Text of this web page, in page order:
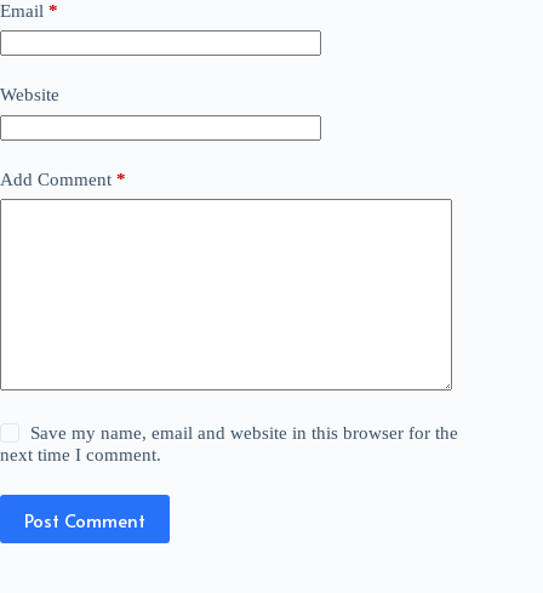
Email *
Website
Add Comment *
Save my name, email and website in this browser for the
next time I comment.
Post Comment